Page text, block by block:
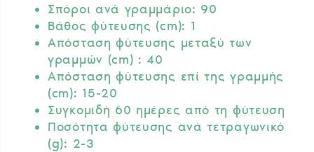
Σπόροι ανά γραμμάριο: 90
Βάθος φύτευσης (cm): 1
Απόσταση φύτευσης μεταξύ των
γραμμών (cm) : 40
Απόσταση φύτευσης επί της γραμμής
(cm): 15-20
Συγκομιδή 60 ημέρες από τη φύτευση
Ποσότητα φύτευσης ανά τετραγωνικό
(g): 2-3